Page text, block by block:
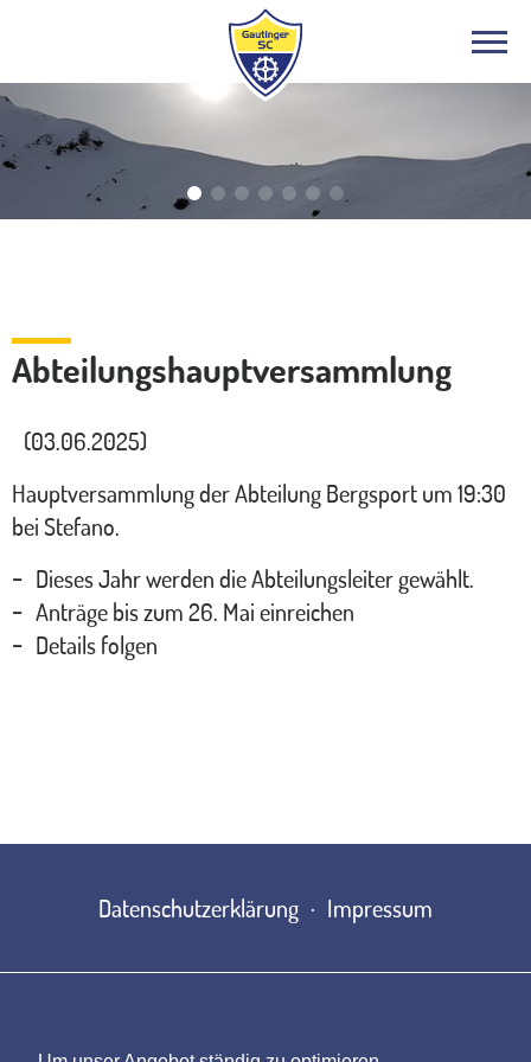
Abteilungshauptversammlung
(03.06.2025)
Hauptversammlung der Abteilung Bergsport um 19:30
bei Stefano.
Dieses Jahr werden die Abteilungsleiter gewählt.
Anträge bis zum 26. Mai einreichen
Details folgen
Datenschutzerklärung Impressum